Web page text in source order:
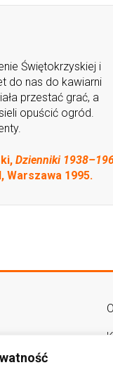
Świętokrzyskiej i
do nas do kawiarni
przestać grać, a
opuścić ogród.
Dzienniki
Warszawa 1995.